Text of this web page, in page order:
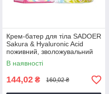
Крем-батер для тіла SADOER
Sakura & Hyaluronic Acid
поживний, зволожувальний
180 г
В наявності
144,02 ₴ 160,02 ₴